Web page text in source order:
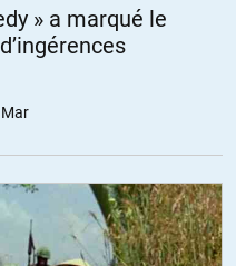
» a marqué le